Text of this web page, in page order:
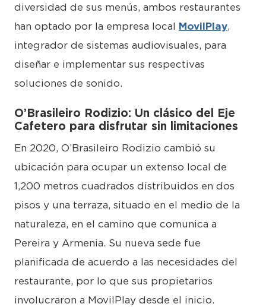
diversidad de sus menús, ambos restaurantes
han optado por la empresa local MovilPlay,
integrador de sistemas audiovisuales, para
diseñar e implementar sus respectivas
soluciones de sonido.
O’Brasileiro Rodizio: Un clásico del Eje
Cafetero para disfrutar sin limitaciones
En 2020, O’Brasileiro Rodizio cambió su
ubicación para ocupar un extenso local de
1,200 metros cuadrados distribuidos en dos
pisos y una terraza, situado en el medio de la
naturaleza, en el camino que comunica a
Pereira y Armenia. Su nueva sede fue
planificada de acuerdo a las necesidades del
restaurante, por lo que sus propietarios
involucraron a MovilPlay desde el inicio.